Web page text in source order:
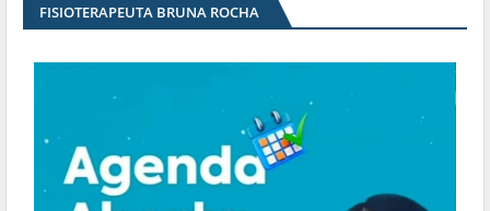
FISIOTERAPEUTA BRUNA ROCHA